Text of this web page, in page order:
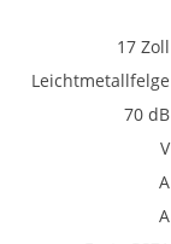
17 Zoll
Leichtmetallfelge
70 dB
V
A
A